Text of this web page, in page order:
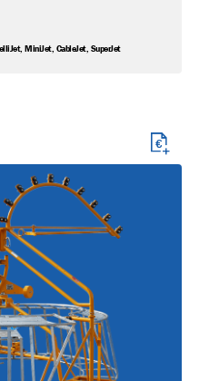
MiniJet, CableJet, SuperJet